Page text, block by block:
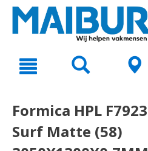
text.skipToNavigation
Formica HPL F7923
Surf Matte (58)